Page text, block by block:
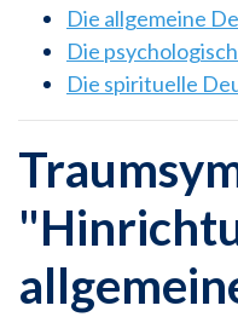
Die allgemeine
Die
Die spirituelle